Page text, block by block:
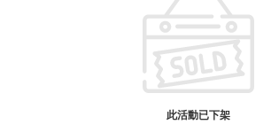
此活動已下架